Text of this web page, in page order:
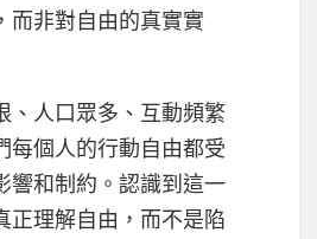
而非對自由的真實實
、人口眾多、互動頻繁
每個人的行動自由都受
響和制約。認識到這一
正理解自由，而不是陷